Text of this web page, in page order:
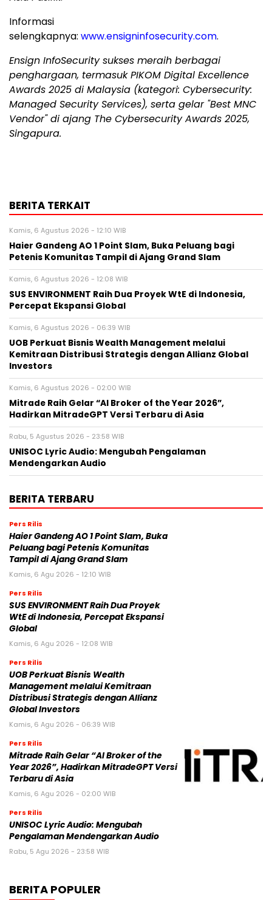
Informasi
selengkapnya: www.ensigninfosecurity.com.
Ensign InfoSecurity sukses meraih berbagai
penghargaan, termasuk PIKOM Digital Excellence
Awards 2025 di Malaysia (kategori: Cybersecurity:
Managed Security Services), serta gelar "Best MNC
Vendor" di ajang The Cybersecurity Awards 2025,
Singapura.
BERITA TERKAIT
Kamis, 6 Agustus 2026 - 12:10 WIB
Haier Gandeng AO 1 Point Slam, Buka Peluang bagi
Petenis Komunitas Tampil di Ajang Grand Slam
Kamis, 6 Agustus 2026 - 12:08 WIB
SUS ENVIRONMENT Raih Dua Proyek WtE di Indonesia,
Percepat Ekspansi Global
Kamis, 6 Agustus 2026 - 06:39 WIB
UOB Perkuat Bisnis Wealth Management melalui
Kemitraan Distribusi Strategis dengan Allianz Global
Investors
Kamis, 6 Agustus 2026 - 02:00 WIB
Mitrade Raih Gelar “AI Broker of the Year 2026”,
Hadirkan MitradeGPT Versi Terbaru di Asia
Rabu, 5 Agustus 2026 - 23:58 WIB
UNISOC Lyric Audio: Mengubah Pengalaman
Mendengarkan Audio
BERITA TERBARU
Pers Rilis
Haier Gandeng AO 1 Point Slam, Buka
Peluang bagi Petenis Komunitas
Tampil di Ajang Grand Slam
Kamis, 6 Agu 2026 - 12:10 WIB
Pers Rilis
SUS ENVIRONMENT Raih Dua Proyek
WtE di Indonesia, Percepat Ekspansi
Global
Kamis, 6 Agu 2026 - 12:08 WIB
Pers Rilis
UOB Perkuat Bisnis Wealth
Management melalui Kemitraan
Distribusi Strategis dengan Allianz
Global Investors
Kamis, 6 Agu 2026 - 06:39 WIB
Pers Rilis
Mitrade Raih Gelar “AI Broker of the
Year 2026”, Hadirkan MitradeGPT Versi
Terbaru di Asia
Kamis, 6 Agu 2026 - 02:00 WIB
Pers Rilis
UNISOC Lyric Audio: Mengubah
Pengalaman Mendengarkan Audio
Rabu, 5 Agu 2026 - 23:58 WIB
BERITA POPULER